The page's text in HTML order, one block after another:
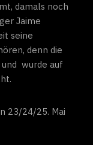
damals noch
Jaime
seine
denn die
wurde auf
23/24/25. Mai